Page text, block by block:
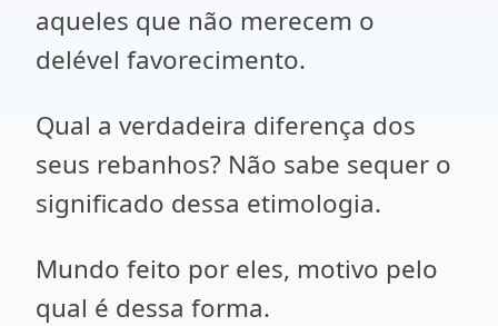
aqueles que não merecem o
delével favorecimento.
Qual a verdadeira diferença dos
seus rebanhos? Não sabe sequer o
significado dessa etimologia.
Mundo feito por eles, motivo pelo
qual é dessa forma.